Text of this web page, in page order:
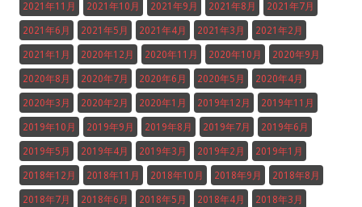
2021年11月 2021年10月 2021年9月 2021年8月 2021年7月
2021年6月 2021年5月 2021年4月 2021年3月 2021年2月
2021年1月 2020年12月 2020年11月 2020年10月 2020年9月
2020年8月 2020年7月 2020年6月 2020年5月 2020年4月
2020年3月 2020年2月 2020年1月 2019年12月 2019年11月
2019年10月 2019年9月 2019年8月 2019年7月 2019年6月
2019年5月 2019年4月 2019年3月 2019年2月 2019年1月
2018年12月 2018年11月 2018年10月 2018年9月 2018年8月
2018年7月 2018年6月 2018年5月 2018年4月 2018年3月